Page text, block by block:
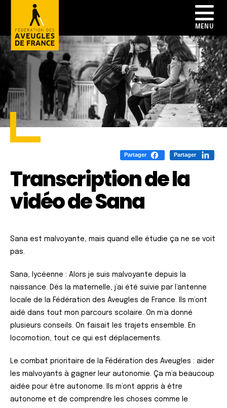
Partager Partager
Transcription de la
vidéo de Sana
Sana est malvoyante, mais quand elle étudie ça ne se voit
pas.
Sana, lycéenne : Alors je suis malvoyante depuis la
naissance. Dès la maternelle, j’ai été suivie par l’antenne
locale de la Fédération des Aveugles de France. Ils m’ont
aidé dans tout mon parcours scolaire. On m’a donné
plusieurs conseils. On faisait les trajets ensemble. En
locomotion, tout ce qui est déplacements.
Le combat prioritaire de la Fédération des Aveugles : aider
les malvoyants à gagner leur autonomie. Ça m’a beaucoup
aidée pour être autonome. Ils m’ont appris à être
autonome et de comprendre les choses comme le